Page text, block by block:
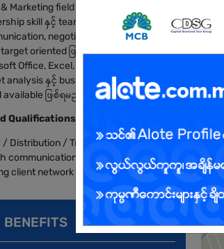
& Marketing field တွင် အနည်းဆုံး (3) နှစ်မှ (5) နှစ်အထ
skill နှင့် team management ability ကောင်းမွန်ရ
negotiation & problem-solving skills ကေ
target oriented ဖြစ်ပြီး pressure အောက်တွင် အလုပ်
Office, Excel, PowerPoint အသုံးပြုနိုင်ရမည်
analysis နှင့် business development knowledge ရှိရ
available ဖြစ်ရမည်
Qualifications
/ Distribution / Trading industry experience ရှိသူ ဦး
communication skill ကောင်းမွန်သူ ဦးစားပေးမည်
client network ရှိသူ ပိုမိုအဆင်ပြေမည်
BENEFITS